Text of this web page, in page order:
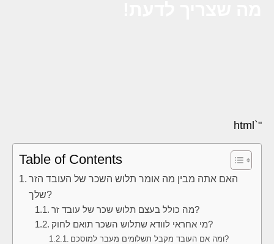
"`html
Table of Contents
האם אתה מבין מה אומר תלוש השכר של העובד הזר
שלך?
מה כולל בעצם תלוש שכר של עובד זר?
מי אחראי לוודא שתלוש השכר תואם לחוק?
ומה אם העובד מקבל תשלומים מעבר למוסכם?